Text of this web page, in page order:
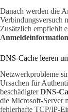
Danach werden die
Verbindungsversuch
Zusätzlich empfiehlt
DNS-Cache leeren
Netzwerkprobleme
Ursachen für
beschädigterDNS-
die Microsoft-Server
fehlerhafte TCP/IP-